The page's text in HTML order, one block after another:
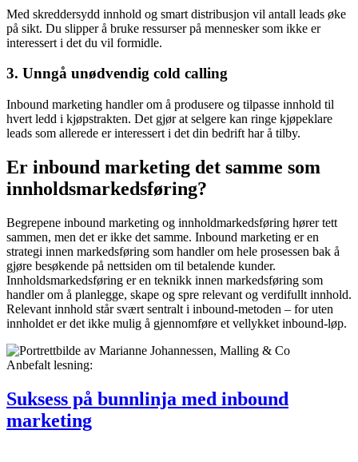
Med skreddersydd innhold og smart distribusjon vil antall leads øke
på sikt. Du slipper å bruke ressurser på mennesker som ikke er
interessert i det du vil formidle.
3. Unngå unødvendig cold calling
Inbound marketing handler om å produsere og tilpasse innhold til
hvert ledd i kjøpstrakten. Det gjør at selgere kan ringe kjøpeklare
leads som allerede er interessert i det din bedrift har å tilby.
Er inbound marketing det samme som
innholdsmarkedsføring?
Begrepene inbound marketing og innholdmarkedsføring hører tett
sammen, men det er ikke det samme. Inbound marketing er en
strategi innen markedsføring som handler om hele prosessen bak å
gjøre besøkende på nettsiden om til betalende kunder.
Innholdsmarkedsføring er en teknikk innen markedsføring som
handler om å planlegge, skape og spre relevant og verdifullt innhold.
Relevant innhold står svært sentralt i inbound-metoden – for uten
innholdet er det ikke mulig å gjennomføre et vellykket inbound-løp.
Anbefalt lesning:
Suksess på bunnlinja med inbound
marketing